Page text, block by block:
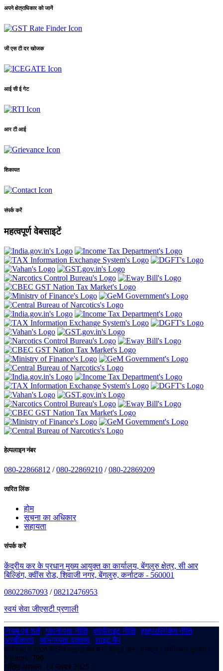
अपने क्षेत्राधिकार को जानें
जी एस टी दर खोजक
आई सी ई गेट
आर टी आई
शिकायत
संपर्क करें
महत्वपूर्ण वेबसाइटें
हेल्पलाइन नंबर
080-22866812 /080-22869210 /080-22869209
त्वरित लिंक
होम
सूचना का अधिकार
सहायता
संपर्क करें
केंद्रीय कर के प्रधान मुख्य आयुक्त का कार्यालय, बेंगलुरु क्षेत्र, सी आर
बिल्डिंग, क्वींस रोड, शिवाजी नगर, बेंगलुरु, कर्नाटक - 560001
08022867093 /08212476953
स्वयं सेवा जीएसटी प्रणाली
नियम एवं शर्तें|गोपनीयता नीति|कॉपीराइट नीति|हाइपरलिंकिंग नीति|
अस्वीकरण | अभिगम्यता वक्तव्य |साइट मैप
कॉपीराइट © 2025 केंद्रीय वस्तु एवं सेवा कर - बेंगलुरु ज़ोन - कर्नाटक। सर्वाधिकार सुरक्षित।
Visitors: 796
अंतिम अद्यतन: 14 नवंबर 2025